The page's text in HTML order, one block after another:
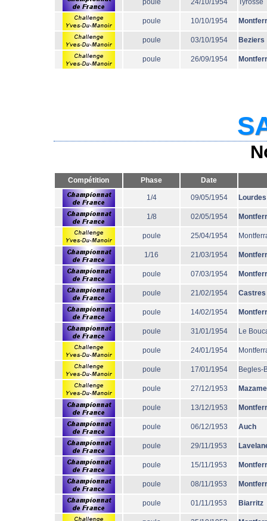
poule 24/10/1954 Tyrosse
poule 10/10/1954
poule 03/10/1954 Beziers
poule 26/09/1954
Compétition Phase Date
1/4 09/05/1954 Lourdes
1/8 02/05/1954
poule 25/04/1954
1/16 21/03/1954
poule 07/03/1954
poule 21/02/1954 Castres
poule 14/02/1954
poule 31/01/1954 Le
poule 24/01/1954
poule 17/01/1954 Begles-
poule 27/12/1953
poule 13/12/1953
poule 06/12/1953 Auch
poule 29/11/1953
poule 15/11/1953
poule 08/11/1953
poule 01/11/1953 Biarritz